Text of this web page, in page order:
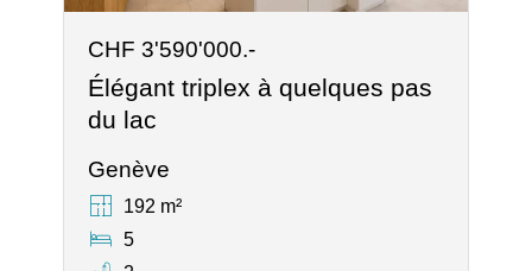
CHF 3'590'000.-
Élégant triplex à quelques pas
du lac
Genève
192 m²
5